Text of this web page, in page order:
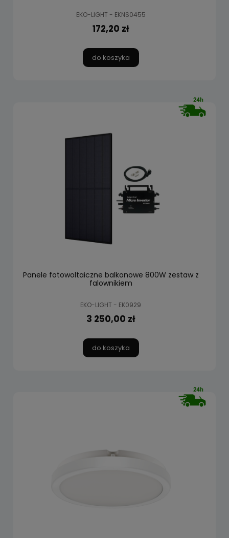
EKO-LIGHT - EKNS0455
172,20 zł
do koszyka
Panele fotowoltaiczne balkonowe 800W zestaw z
falownikiem
EKO-LIGHT - EK0929
3 250,00 zł
do koszyka